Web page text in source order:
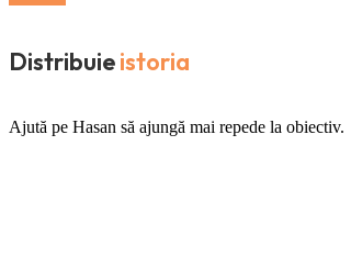
Distribuieistoria
Ajută pe Hasan să ajungă mai repede la obiectiv.